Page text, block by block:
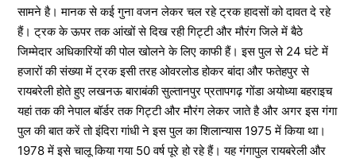
सामने है। मानक से कई गुना वजन लेकर चल रहे ट्रक हादसों को दावत दे रहे
हैं। ट्रक के ऊपर तक आंखों से दिख रही गिट्टी और मौरंग जिले में बैठे
जिम्मेदार अधिकारियों की पोल खोलने के लिए काफी हैं। इस पुल से 24 घंटे में
हजारों की संख्या में ट्रक इसी तरह ओवरलोड होकर बांदा और फतेहपुर से
रायबरेली होते हुए लखनऊ बाराबंकी सुल्तानपुर प्रतापगढ़ गोंडा अयोध्या बहराइच
यहां तक की नेपाल बॉर्डर तक गिट्टी और मौरंग लेकर जाते है और अगर इस गंगा
पुल की बात करें तो इंदिरा गांधी ने इस पुल का शिलान्यास 1975 में किया था।
1978 में इसे चालू किया गया 50 वर्ष पूरे हो रहे हैं। यह गंगापुल रायबरेली और